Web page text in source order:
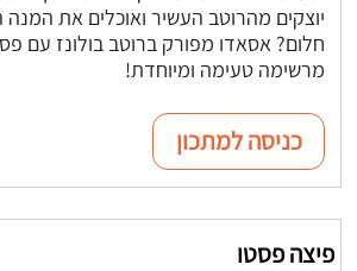
יוצקים מהרוטב העשיר ואוכלים את
חלום? אסאדו מפורק ברוטב בולונז עם
מרשימה טעימה ומיוחדת!
כניסה למתכון
פיצה פסטו